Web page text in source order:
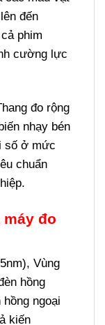
đến
phim
cường lực
đo rộng
nhạy bén
số ở mức
chuẩn
đo
Vùng
hồng
ngoại
kiến